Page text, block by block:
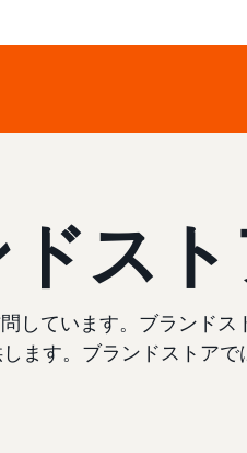
ス
しています。ブランド
ます。ブランドストア